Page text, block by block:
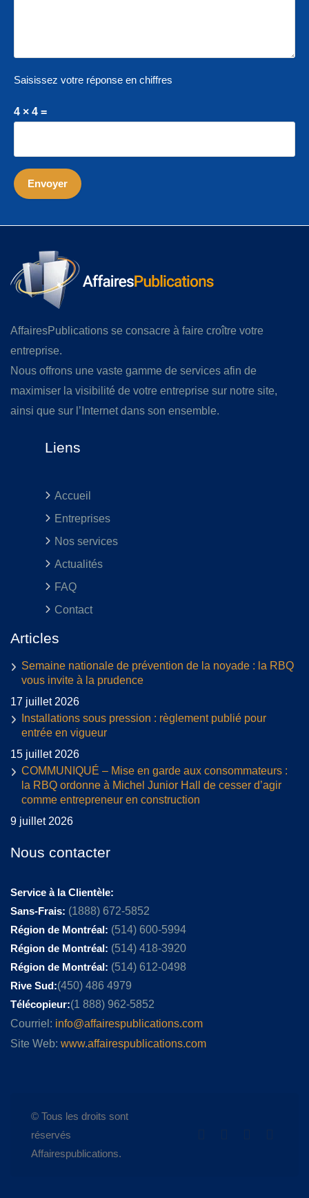
Saisissez votre réponse en chiffres
4 × 4 =
AffairesPublications se consacre à faire croître votre
entreprise.
Nous offrons une vaste gamme de services afin de
maximiser la visibilité de votre entreprise sur notre site,
ainsi que sur l’Internet dans son ensemble.
Liens
Accueil
Entreprises
Nos services
Actualités
FAQ
Contact
Articles
Semaine nationale de prévention de la noyade : la RBQ
vous invite à la prudence
17 juillet 2026
Installations sous pression : règlement publié pour
entrée en vigueur
15 juillet 2026
COMMUNIQUÉ – Mise en garde aux consommateurs :
la RBQ ordonne à Michel Junior Hall de cesser d’agir
comme entrepreneur en construction
9 juillet 2026
Nous contacter
Service à la Clientèle:
Sans-Frais: (1888) 672-5852
Région de Montréal: (514) 600-5994
Région de Montréal: (514) 418-3920
Région de Montréal: (514) 612-0498
Rive Sud:(450) 486 4979
Télécopieur:(1 888) 962-5852
Courriel: info@affairespublications.com
Site Web: www.affairespublications.com
© Tous les droits sont
réservés
Affairespublications.